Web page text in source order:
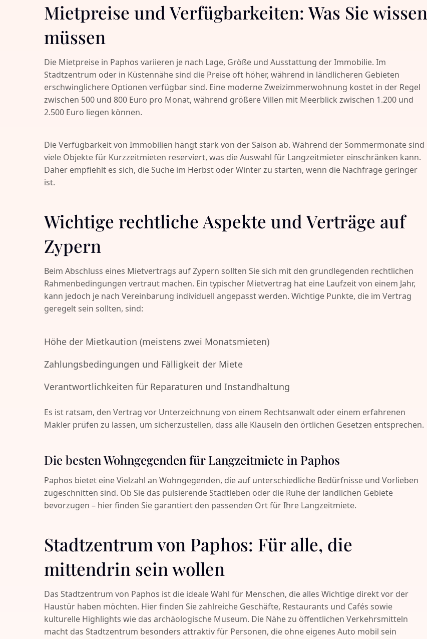
Mietpreise und Verfügbarkeiten: Was Sie wissen
müssen
Die Mietpreise in Paphos variieren je nach Lage, Größe und Ausstattung der Immobilie. Im
Stadtzentrum oder in Küstennähe sind die Preise oft höher, während in ländlicheren Gebieten
erschwinglichere Optionen verfügbar sind. Eine moderne Zweizimmerwohnung kostet in der Regel
zwischen 500 und 800 Euro pro Monat, während größere Villen mit Meerblick zwischen 1.200 und
2.500 Euro liegen können.
Die Verfügbarkeit von Immobilien hängt stark von der Saison ab. Während der Sommermonate sind
viele Objekte für Kurzzeitmieten reserviert, was die Auswahl für Langzeitmieter einschränken kann.
Daher empfiehlt es sich, die Suche im Herbst oder Winter zu starten, wenn die Nachfrage geringer
ist.
Wichtige rechtliche Aspekte und Verträge auf
Zypern
Beim Abschluss eines Mietvertrags auf Zypern sollten Sie sich mit den grundlegenden rechtlichen
Rahmenbedingungen vertraut machen. Ein typischer Mietvertrag hat eine Laufzeit von einem Jahr,
kann jedoch je nach Vereinbarung individuell angepasst werden. Wichtige Punkte, die im Vertrag
geregelt sein sollten, sind:
Höhe der Mietkaution (meistens zwei Monatsmieten)
Zahlungsbedingungen und Fälligkeit der Miete
Verantwortlichkeiten für Reparaturen und Instandhaltung
Es ist ratsam, den Vertrag vor Unterzeichnung von einem Rechtsanwalt oder einem erfahrenen
Makler prüfen zu lassen, um sicherzustellen, dass alle Klauseln den örtlichen Gesetzen entsprechen.
Die besten Wohngegenden für Langzeitmiete in Paphos
Paphos bietet eine Vielzahl an Wohngegenden, die auf unterschiedliche Bedürfnisse und Vorlieben
zugeschnitten sind. Ob Sie das pulsierende Stadtleben oder die Ruhe der ländlichen Gebiete
bevorzugen – hier finden Sie garantiert den passenden Ort für Ihre Langzeitmiete.
Stadtzentrum von Paphos: Für alle, die
mittendrin sein wollen
Das Stadtzentrum von Paphos ist die ideale Wahl für Menschen, die alles Wichtige direkt vor der
Haustür haben möchten. Hier finden Sie zahlreiche Geschäfte, Restaurants und Cafés sowie
kulturelle Highlights wie das archäologische Museum. Die Nähe zu öffentlichen Verkehrsmitteln
macht das Stadtzentrum besonders attraktiv für Personen, die ohne eigenes Auto mobil sein